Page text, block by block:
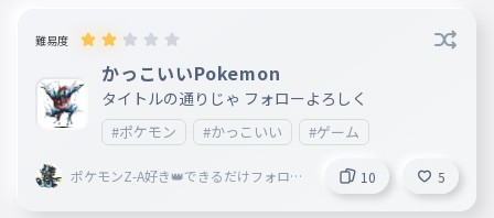
難易度
かっこいいPokemon
タイトルの通りじゃ フォローよろしく
#ポケモン #かっこいい #ゲーム
ポケモンZ-A好き👑できるだけフォロバ
10 5